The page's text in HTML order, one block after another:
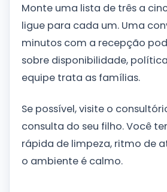
Monte uma lista de três a
ligue para cada um. Uma
minutos com a recepção
sobre disponibilidade,
equipe trata as famílias.
Se possível, visite o
consulta do seu filho. Você
rápida de limpeza, ritmo de
o ambiente é calmo.